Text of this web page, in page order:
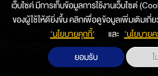
เว็บไซค์ มีการเก็บข้อมูลการใช้งานเว็บไซต์
ของผู้ใช้ให้ดียิ่งขึ้น คลิกเพื่อดูข้อมูลเพิ่มเติมเกี่
‘นโยบายคุกกี้’
และ ‘นโยบาย
ยอมรับ